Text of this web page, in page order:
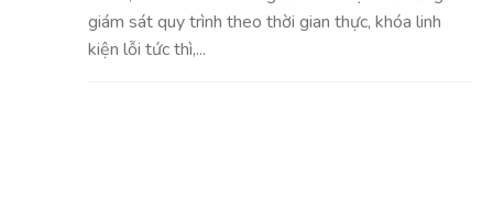
giám sát quy trình theo thời gian thực, khóa linh
kiện lỗi tức thì,...